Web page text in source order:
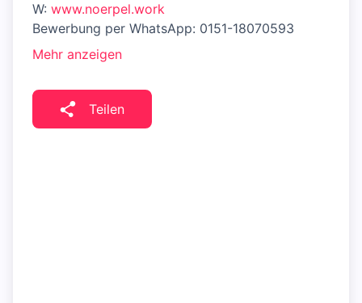
W: www.noerpel.work
Bewerbung per WhatsApp: 0151-18070593
Mehr anzeigen
Teilen